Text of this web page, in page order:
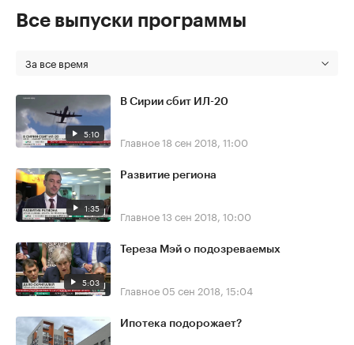
Все выпуски программы
За все время
5:10
В Сирии сбит ИЛ-20
Главное18 сен 2018, 11:00
1:35
Развитие региона
Главное13 сен 2018, 10:00
5:03
Тереза Мэй о подозреваемых
Главное 05 сен 2018, 15:04
Ипотека подорожает?